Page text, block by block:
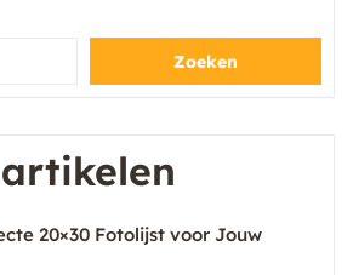
Zoeken
20×30 Fotolijst voor Jouw